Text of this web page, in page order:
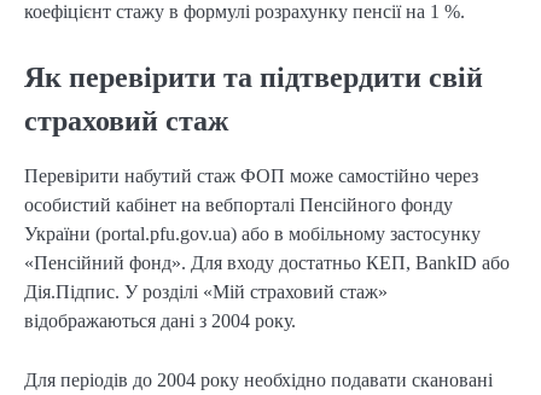
коефіцієнт стажу в формулі розрахунку пенсії на 1 %.
Як перевірити та підтвердити свій
страховий стаж
Перевірити набутий стаж ФОП може самостійно через
особистий кабінет на вебпорталі Пенсійного фонду
України (portal.pfu.gov.ua) або в мобільному застосунку
«Пенсійний фонд». Для входу достатньо КЕП, BankID або
Дія.Підпис. У розділі «Мій страховий стаж»
відображаються дані з 2004 року.
Для періодів до 2004 року необхідно подавати скановані